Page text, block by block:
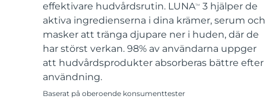
effektivare hudvårdsrutin. LUNATM
3 hjälper de
aktiva ingredienserna i dina krämer, serum och
masker att tränga djupare ner i huden, där de
har störst verkan. 98% av användarna uppger
att hudvårdsprodukter absorberas bättre efter
användning.
Baserat på oberoende konsumenttester